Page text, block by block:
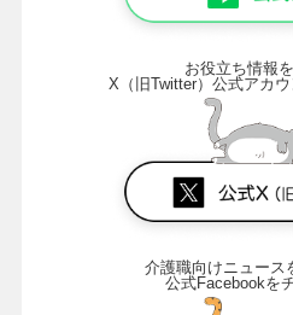
お役立ち情報
X（旧Twitter）公式アカ
介護職向けニュース
公式Facebookを